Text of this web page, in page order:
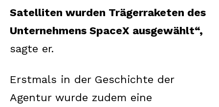
Satelliten wurden Trägerraketen des
Unternehmens SpaceX ausgewählt“,
sagte er.
Erstmals in der Geschichte der
Agentur wurde zudem eine